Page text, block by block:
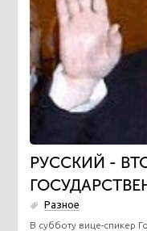
РУССКИЙ -
Разное
В субботу вице-спикер